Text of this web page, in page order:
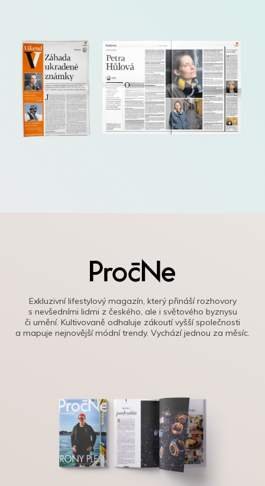
Exkluzivní lifestylový magazín, který přináší rozhovory
s nevšedními lidmi z českého, ale i světového byznysu
či umění. Kultivovaně odhaluje zákoutí vyšší společnosti
a mapuje nejnovější módní trendy. Vychází jednou za měsíc.